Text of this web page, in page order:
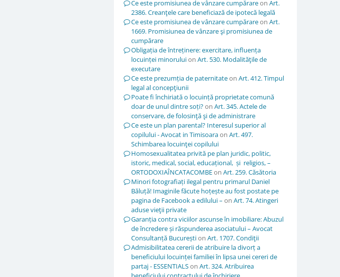
Ce este promisiunea de vânzare cumpărareon Art.
2386. Creanţele care beneficiază de ipotecă legală
Ce este promisiunea de vânzare cumpărareon Art.
1669. Promisiunea de vânzare şi promisiunea de
cumpărare
Obligația de întreținere: exercitare, influența
locuinței minoruluion Art. 530. Modalităţile de
executare
Ce este prezumția de paternitateon Art. 412. Timpul
legal al concepţiunii
Poate fi închiriată o locuință proprietate comună
doar de unul dintre soți?on Art. 345. Actele de
conservare, de folosinţă şi de administrare
Ce este un plan parental? Interesul superior al
copilului - Avocat in Timisoaraon Art. 497.
Schimbarea locuinţei copilului
Homosexualitatea privită pe plan juridic, politic,
istoric, medical, social, educațional, și religios, –
ORTODOXIAÎNCATACOMBEon Art. 259. Căsătoria
Minori fotografiați ilegal pentru primarul Daniel
Băluță! Imaginile făcute hoțește au fost postate pe
pagina de Facebook a edilului – on Art. 74. Atingeri
aduse vieţii private
Garanția contra viciilor ascunse în imobiliare: Abuzul
de încredere și răspunderea asociatului – Avocat
Consultanță Bucureștion Art. 1707. Condiţii
Admisibilitatea cererii de atribuire la divorț a
beneficiului locuinței familiei în lipsa unei cereri de
partaj - ESSENTIALSon Art. 324. Atribuirea